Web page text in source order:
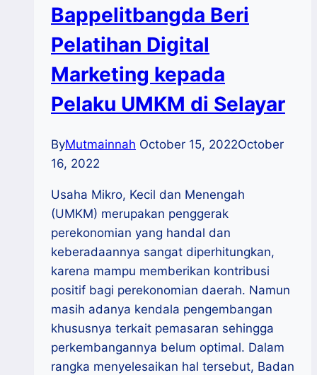
Bappelitbangda Beri
Pelatihan Digital
Marketing kepada
Pelaku UMKM di Selayar
ByMutmainnah October 15, 2022October
16, 2022
Usaha Mikro, Kecil dan Menengah
(UMKM) merupakan penggerak
perekonomian yang handal dan
keberadaannya sangat diperhitungkan,
karena mampu memberikan kontribusi
positif bagi perekonomian daerah. Namun
masih adanya kendala pengembangan
khususnya terkait pemasaran sehingga
perkembangannya belum optimal. Dalam
rangka menyelesaikan hal tersebut, Badan